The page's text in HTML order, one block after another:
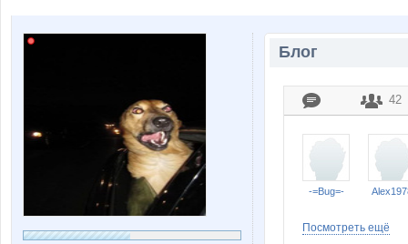
Блог
42
-=Bug=-
Посмотреть ещё